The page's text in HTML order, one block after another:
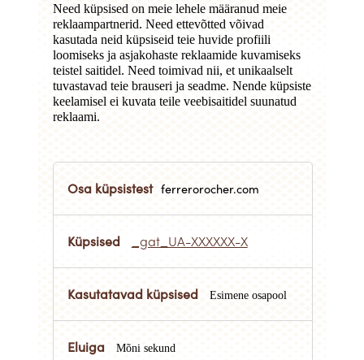
Need küpsised on meie lehele määranud meie
reklaampartnerid. Need ettevõtted võivad
kasutada neid küpsiseid teie huvide profiili
loomiseks ja asjakohaste reklaamide kuvamiseks
teistel saitidel. Need toimivad nii, et unikaalselt
tuvastavad teie brauseri ja seadme. Nende küpsiste
keelamisel ei kuvata teile veebisaitidel suunatud
reklaami.
Sihipärased
küpsised
ferrerorocher.com
_gat_UA-XXXXXX-X
Esimene osapool
Mõni sekund